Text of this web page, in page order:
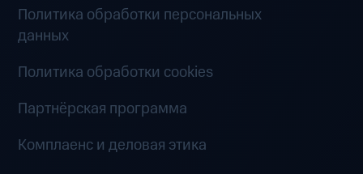
Политика обработки персональных
данных
Политика обработки cookies
Партнёрская программа
Комплаенс и деловая этика